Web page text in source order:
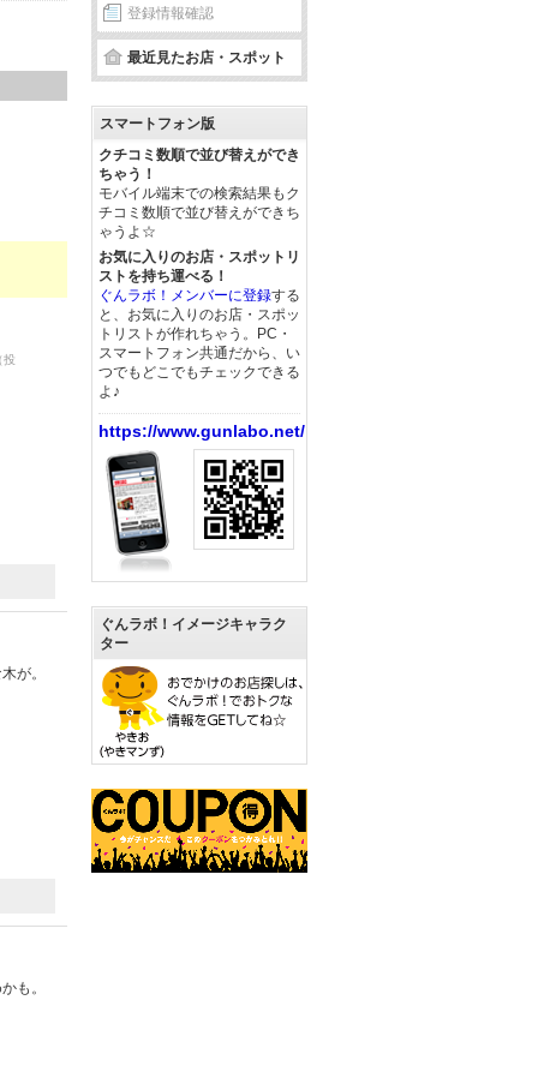
投
が。
も。
登録情報確認
最近見たお店・スポット
スマートフォン版
クチコミ数順で並び替えができ
ちゃう！
モバイル端末での検索結果もク
チコミ数順で並び替えができち
ゃうよ☆
お気に入りのお店・スポットリ
ストを持ち運べる！
ぐんラボ！メンバーに登録する
と、お気に入りのお店・スポッ
トリストが作れちゃう。PC・
スマートフォン共通だから、い
つでもどこでもチェックできる
よ♪
https://www.gunlabo.net/
ぐんラボ！イメージキャラク
ター